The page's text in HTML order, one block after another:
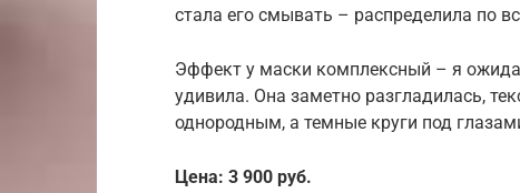
стала его смывать – распределила по
Эффект у маски комплексный – я
удивила. Она заметно разгладилась,
однородным, а темные круги под
Цена: 3 900 руб.